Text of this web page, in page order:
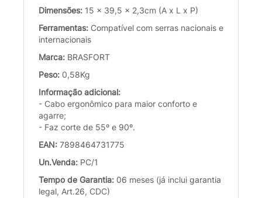
Dimensões: 15 x 39,5 x 2,3cm (A x L x P)
Ferramentas: Compatível com serras nacionais e
internacionais
Marca: BRASFORT
Peso: 0,58Kg
Informação adicional:
- Cabo ergonômico para maior conforto e
agarre;
- Faz corte de 55º e 90º.
EAN: 7898464731775
Un.Venda: PC/1
Tempo de Garantia: 06 meses (já inclui garantia
legal, Art.26, CDC)